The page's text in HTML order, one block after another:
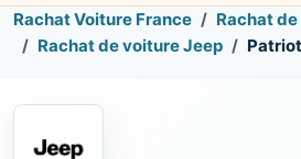
Rachat Voiture France
Rachat
Rachat de voiture Jeep
Patriot